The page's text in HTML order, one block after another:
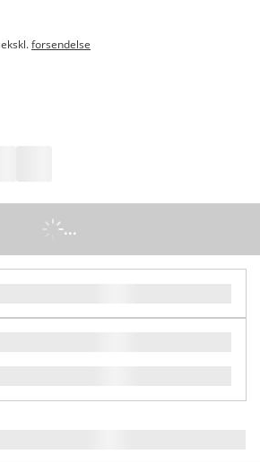
ekskl.forsendelse
...